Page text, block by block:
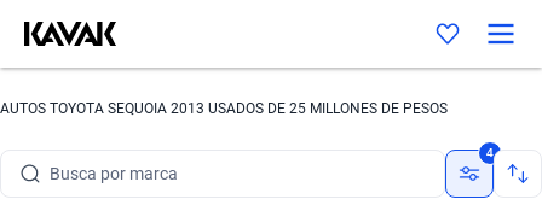
AUTOS TOYOTA SEQUOIA 2013 USADOS DE 25 MILLONES DE PESOS
Busca por marca
4